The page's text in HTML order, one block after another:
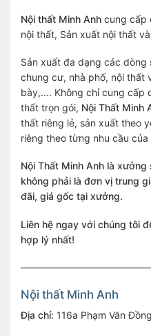
Nội thất Minh Anh cung cấp
nội thất, Sản xuất nội thất
Sản xuất đa dạng các dòng
chung cư, nhà phố, nội thất
bày,…. Không chỉ cung cấp
thất trọn gói, Nội Thất Minh
thất riêng lẻ, sản xuất theo
riêng theo từng nhu cầu của
Nội Thất Minh Anh là
không phải là đơn vị trung
đãi, giá gốc tại xưởng.
Liên hệ ngay với chúng tôi
hợp lý nhất!
Nội thất Minh Anh
Địa chỉ: 116a Phạm Văn